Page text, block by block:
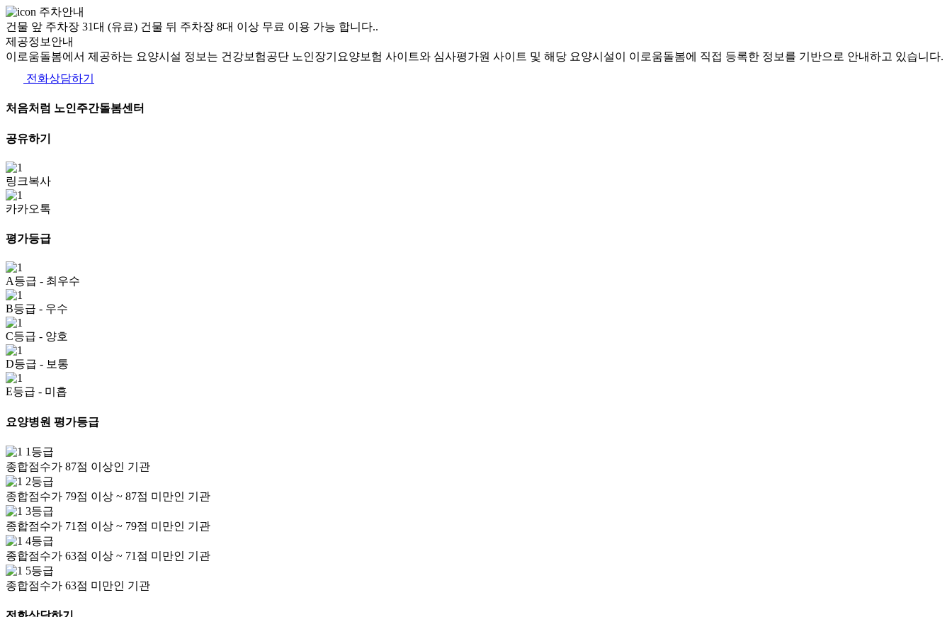
주차안내
건물 앞 주차장 31대 (유료) 건물 뒤 주차장 8대 이상 무료 이용 가능 합니다..
제공정보안내
이로움돌봄에서 제공하는 요양시설 정보는 건강보험공단 노인장기요양보험 사이트와 심사평가원 사이트 및 해당 요양시설이 이로움돌봄에 직접 등록한 정보를 기반으로 안내하고 있습니다.
전화상담하기
처음처럼 노인주간돌봄센터
공유하기
링크복사
카카오톡
평가등급
A등급 - 최우수
B등급 - 우수
C등급 - 양호
D등급 - 보통
E등급 - 미흡
요양병원 평가등급
1등급
종합점수가 87점 이상인 기관
2등급
종합점수가 79점 이상 ~ 87점 미만인 기관
3등급
종합점수가 71점 이상 ~ 79점 미만인 기관
4등급
종합점수가 63점 이상 ~ 71점 미만인 기관
5등급
종합점수가 63점 미만인 기관